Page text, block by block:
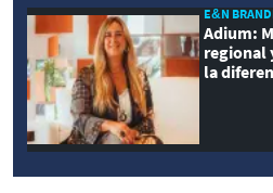
E&N
Adium:
regional
la